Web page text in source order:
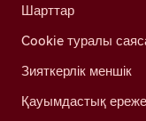
Шарттар
Cookie туралы
Зияткерлік меншік
Қауымдастық